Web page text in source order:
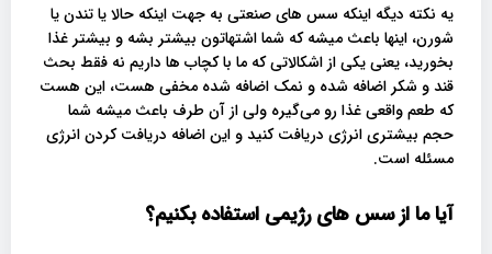
یه نکته دیگه اینکه سس های صنعتی به جهت اینکه حالا یا تندن یا
شورن، اینها باعث میشه که شما اشتهاتون بیشتر بشه و بیشتر غذا
بخورید، یعنی یکی از اشکالاتی که ما با کچاب ها داریم نه فقط بحث
قند و شکر اضافه شده و نمک اضافه شده مخفی هست، این هست
که طعم واقعی غذا رو می‌گیره ولی از آن طرف باعث میشه شما
حجم بیشتری انرژی دریافت کنید و این اضافه دریافت کردن انرژی
مسئله است.
آیا ما از سس های رژیمی استفاده بکنیم؟